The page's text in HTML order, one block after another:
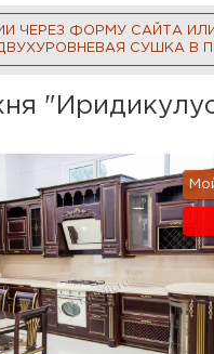
ЧЕРЕЗ ФОРМУ САЙТА ИЛИ
СУШКА В